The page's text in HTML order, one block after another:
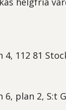
4, 112 81
6, plan 2, S:t